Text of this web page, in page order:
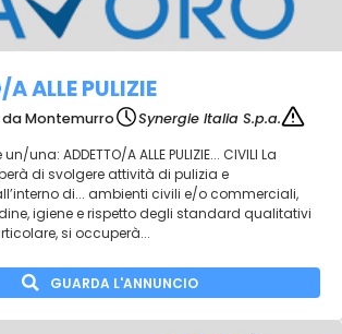
ALLE PULIZIE
da Montemurro
Synergie Italia S.p.a.
una: ADDETTO/A ALLE PULIZIE... CIVILI La
di svolgere attività di pulizia e
di... ambienti civili e/o commerciali,
igiene e rispetto degli standard qualitativi
si occuperà...
GUARDA L'ANNUNCIO